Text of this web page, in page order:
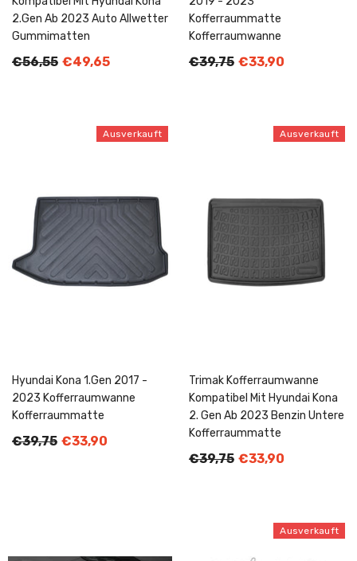
2.Gen Ab 2023 Auto Allwetter
Gummimatten
€56,55 €49,65
Kofferraummatte
Kofferraumwanne
€39,75 €33,90
Ausverkauft
Hyundai Kona 1.Gen 2017 -
2023 Kofferraumwanne
Kofferraummatte
€39,75 €33,90
Ausverkauft
Trimak Kofferraumwanne
Kompatibel Mit Hyundai Kona
2. Gen Ab 2023 Benzin Untere
Kofferraummatte
€39,75 €33,90
Ausverkauft